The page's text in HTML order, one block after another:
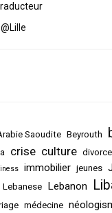
Saoudite Beyrouth
crise culture divorce
immobilier jeunes
Lebanese Lebanon
médecine